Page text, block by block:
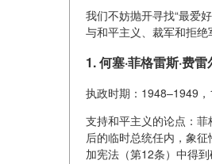
我们不妨抛开寻找“最爱
与和平主义、裁军和拒绝
1. 何塞·菲格雷斯·费
执政时期：1948–1949
支持和平主义的论点：
后的临时总统任内，象
加宪法（第12条）中得